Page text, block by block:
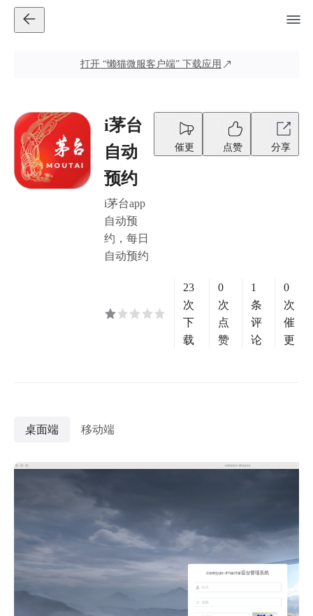
打开 “懒猫微服客户端” 下载应用
i茅台
自动
预约
i茅台app
自动预
约，每日
自动预约
催更 点赞 分享
23
次
下
载
0
次
点
赞
1
条
评
论
0
次
催
更
桌面端 移动端